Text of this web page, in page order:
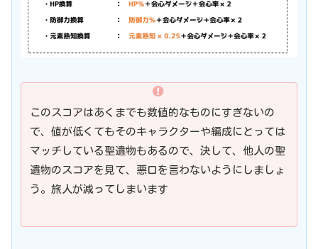
このスコアはあくまでも数値的なものにすぎないの
で、値が低くてもそのキャラクターや編成にとっては
マッチしている聖遺物もあるので、決して、他人の聖
遺物のスコアを見て、悪口を言わないようにしましょ
う。旅人が減ってしまいます